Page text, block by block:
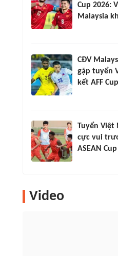
Cup 2026:
Malaysia
CĐV
gặp tuyển
kết AFF
Tuyển Việt
cực vui
ASEAN
Video